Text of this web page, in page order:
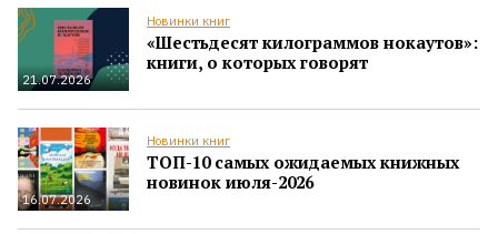
21.07.2026
Новинки книг
«Шестьдесят килограммов нокаутов»:
книги, о которых говорят
16.07.2026
Новинки книг
ТОП-10 самых ожидаемых книжных
новинок июля-2026